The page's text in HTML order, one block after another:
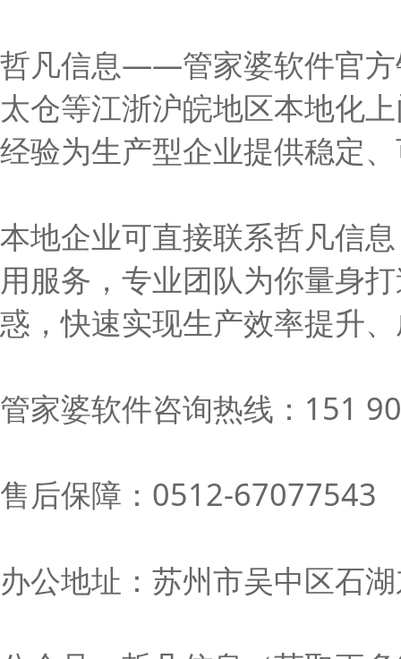
哲凡信息——管家婆软件官方
太仓等江浙沪皖地区本地化
经验为生产型企业提供稳定
本地企业可直接联系哲凡信
用服务，专业团队为你量身
惑，快速实现生产效率提升
管家婆软件咨询热线：151
售后保障：0512-67077543
办公地址：苏州市吴中区石